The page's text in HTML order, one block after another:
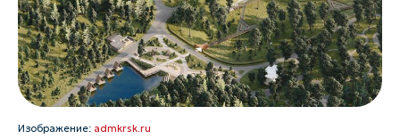
Изображение: admkrsk.ru